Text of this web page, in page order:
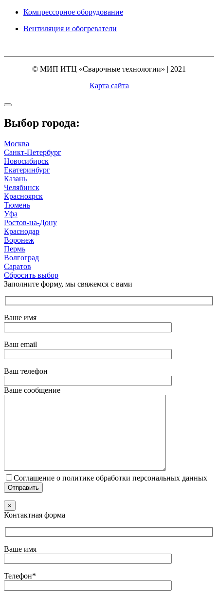
Компрессорное оборудование
Вентиляция и обогреватели
© МИП ИТЦ «Сварочные технологии» | 2021
Карта сайта
Выбор города:
Москва
Санкт-Петербург
Новосибирск
Екатеринбург
Казань
Челябинск
Красноярск
Тюмень
Уфа
Ростов-на-Дону
Краснодар
Воронеж
Пермь
Волгоград
Саратов
Сбросить выбор
Заполните форму, мы свяжемся с вами
Ваше имя
Ваш email
Ваш телефон
Ваше сообщение
Соглашение о политике обработки персональных данных
×
Контактная форма
Ваше имя
Телефон*